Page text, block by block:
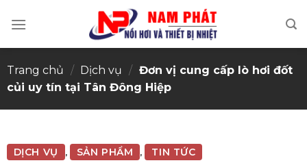
Trang chủ / Dịch vụ / Đơn vị cung cấp lò hơi đốt
củi uy tín tại Tân Đông Hiệp
DỊCH VỤ , SẢN PHẨM , TIN TỨC